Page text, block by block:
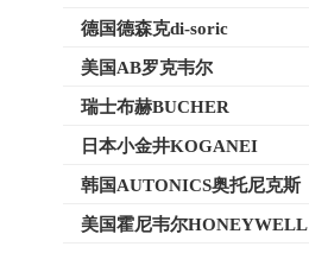
德国德森克di-soric
美国AB罗克韦尔
瑞士布赫BUCHER
日本小金井KOGANEI
韩国AUTONICS奥托尼克斯
美国霍尼韦尔HONEYWELL